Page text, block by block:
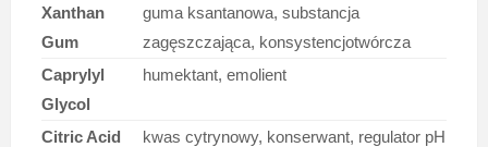
Xanthan
Gum
guma ksantanowa, substancja
zagęszczająca, konsystencjotwórcza
Caprylyl
Glycol
humektant, emolient
Citric Acid
kwas cytrynowy, konserwant, regulator pH